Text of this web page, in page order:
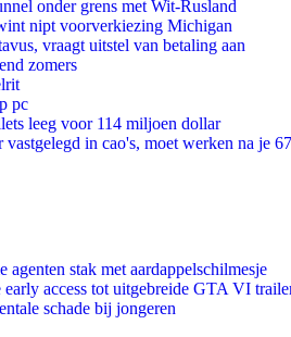
onder grens met Wit-Rusland
nipt voorverkiezing Michigan
vraagt uitstel van betaling aan
zomers
pc
leeg voor 114 miljoen dollar
in cao's, moet werken na je
stak met aardappelschilmesje
access tot uitgebreide GTA VI
schade bij jongeren